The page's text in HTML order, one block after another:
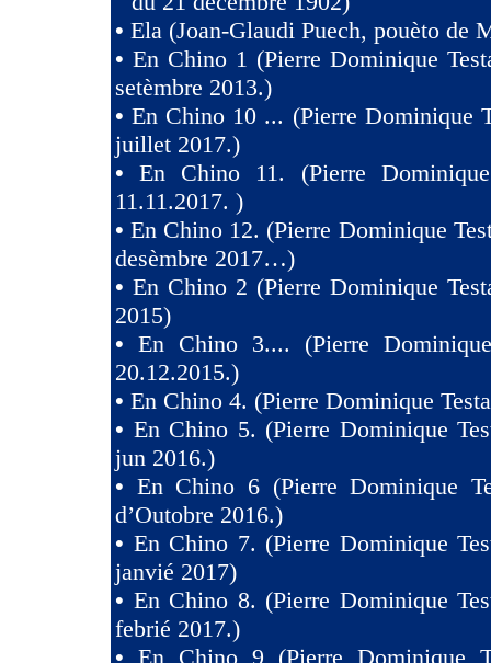
• Ela (Joan-Glaudi Puech, pouèto de
• En Chino 1 (Pierre Dominique
setèmbre 2013.)
•En Chino 10 ... (Pierre Dominique
juillet 2017.)
•En Chino 11. (Pierre
11.11.2017. )
•En Chino 12. (Pierre Dominique
desèmbre 2017…)
• En Chino 2 (Pierre Dominique
2015)
• En Chino 3.... (Pierre
20.12.2015.)
• En Chino 4. (Pierre Dominique
• En Chino 5. (Pierre Dominique
jun 2016.)
• En Chino 6 (Pierre Dominique
d’Outobre 2016.)
• En Chino 7. (Pierre Dominique
janvié 2017)
• En Chino 8. (Pierre Dominique
febrié 2017.)
• En Chino 9 (Pierre Dominique